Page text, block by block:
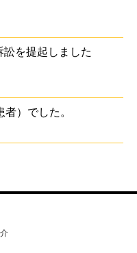
を提起しました
）でした。